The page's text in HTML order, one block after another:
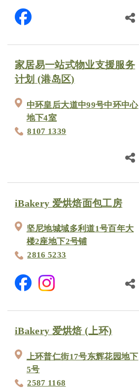
家居易一站式物业支援服务
计划 (港岛区)
中环皇后大道中99号中环中心
地下4室
8107 1339
iBakery 爱烘焙面包工房
坚尼地城域多利道1号百年大
楼2座地下2号铺
2816 5233
iBakery 爱烘焙 (上环)
上环普仁街17号东辉花园地下
5号
2587 1168